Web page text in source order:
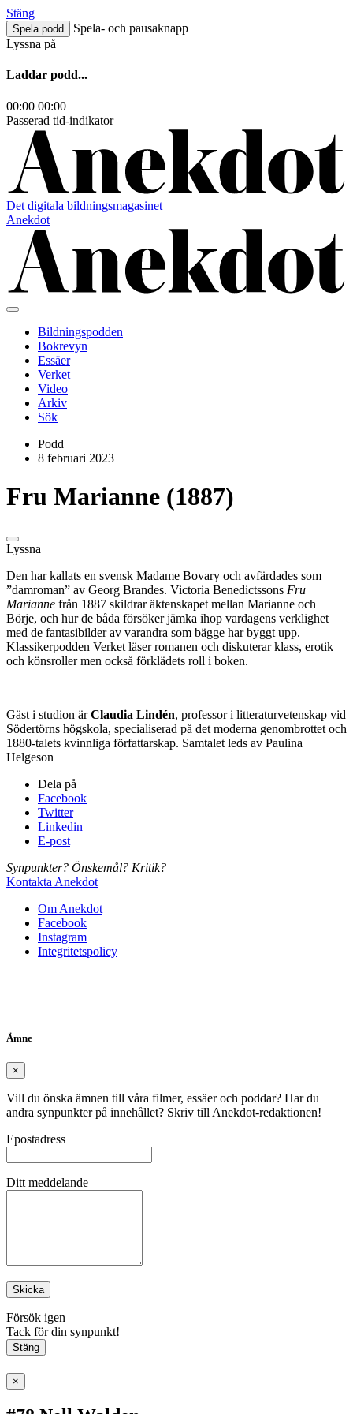
Hoppa
till
innehåll
Stäng
Spela podd
Spela- och pausaknapp
Lyssna på
Laddar podd...
00:00 00:00
Passerad tid-indikator
Det digitala bildningsmagasinet
Anekdot
Bildningspodden
Bokrevyn
Essäer
Verket
Video
Arkiv
Sök
Podd
8 februari 2023
Fru Marianne (1887)
Lyssna
Den har kallats en svensk Madame Bovary och avfärdades som
”damroman” av Georg Brandes. Victoria Benedictssons Fru
Marianne från 1887 skildrar äktenskapet mellan Marianne och
Börje, och hur de båda försöker jämka ihop vardagens verklighet
med de fantasibilder av varandra som bägge har byggt upp.
Klassikerpodden Verket läser romanen och diskuterar klass, erotik
och könsroller men också förklädets roll i boken.
Gäst i studion ärClaudia Lindén, professor i litteraturvetenskap vid
Södertörns högskola, specialiserad på det moderna genombrottet och
1880-talets kvinnliga författarskap. Samtalet leds av Paulina
Helgeson
Dela på
Facebook
Twitter
Linkedin
E-post
Synpunkter? Önskemål? Kritik?
Kontakta Anekdot
Om Anekdot
Facebook
Instagram
Integritetspolicy
Ämne
×
Vill du önska ämnen till våra filmer, essäer och poddar? Har du
andra synpunkter på innehållet? Skriv till Anekdot-redaktionen!
Epostadress
Ditt meddelande
Skicka
Försök igen
Tack för din synpunkt!
Stäng
×